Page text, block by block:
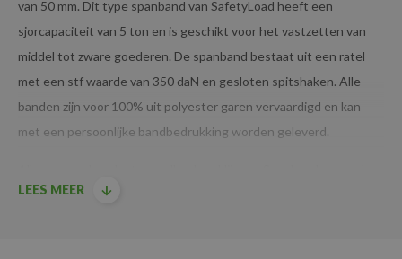
van 50 mm. Dit type spanband van SafetyLoad heeft een
sjorcapaciteit van 5 ton en is geschikt voor het vastzetten van
middel tot zware goederen. De spanband bestaat uit een ratel
met een stf waarde van 350 daN en gesloten spitshaken. Alle
banden zijn voor 100% uit polyester garen vervaardigd en kan
met een persoonlijke bandbedrukking worden geleverd.
geleverd zijn TUV/GS gecertificeerd.
LEES MEER